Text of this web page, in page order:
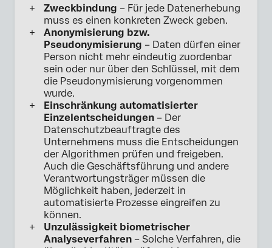
Zweckbindung – Für jede Datenerhebung
muss es einen konkreten Zweck geben.
Anonymisierung bzw.
Pseudonymisierung – Daten dürfen einer
Person nicht mehr eindeutig zuordenbar
sein oder nur über den Schlüssel, mit dem
die Pseudonymisierung vorgenommen
wurde.
Einschränkung automatisierter
Einzelentscheidungen – Der
Datenschutzbeauftragte des
Unternehmens muss die Entscheidungen
der Algorithmen prüfen und freigeben.
Auch die Geschäftsführung und andere
Verantwortungsträger müssen die
Möglichkeit haben, jederzeit in
automatisierte Prozesse eingreifen zu
können.
Unzulässigkeit biometrischer
Analyseverfahren – Solche Verfahren, die